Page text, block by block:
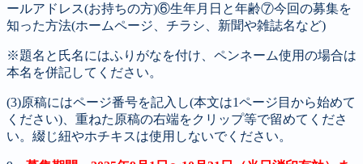
ールアドレス(お持ちの方)⑥生年月日と年齢⑦今回の募集を
知った方法(ホームページ、チラシ、新聞や雑誌名など)
※題名と氏名にはふりがなを付け、ペンネーム使用の場合は
本名を併記してください。
(3)原稿にはページ番号を記入し(本文は1ページ目から始めて
ください)、重ねた原稿の右端をクリップ等で留めてくださ
い。綴じ紐やホチキスは使用しないでください。